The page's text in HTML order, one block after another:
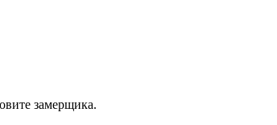
замерщика.